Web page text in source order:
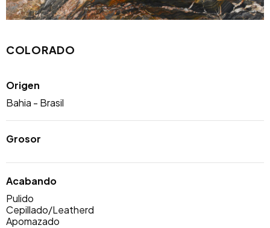
COLORADO
Origen
Bahia - Brasil
Grosor
Acabando
Pulido
Cepillado/Leatherd
Apomazado